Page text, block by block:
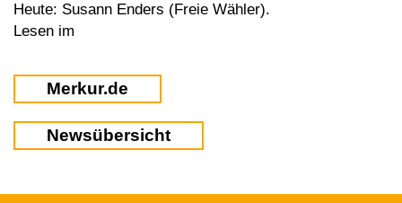
Heute: Susann Enders (Freie Wähler).
Lesen im
Merkur.de
Newsübersicht